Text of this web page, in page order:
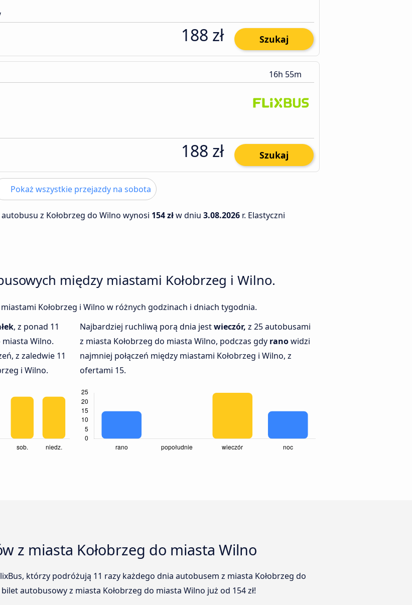
188 zł Szukaj
16h 55m
188 zł Szukaj
Pokaż wszystkie przejazdy na sobota
z Kołobrzeg do Wilno wynosi 154 złw dniu 3.08.2026 r. Elastyczni
między miastami Kołobrzeg i Wilno.
Kołobrzeg i Wilno w różnych godzinach i dniach tygodnia.
, z ponad 11
Wilno.
z zaledwie 11
i Wilno.
Najbardziej ruchliwą porą dnia jestwieczór, z 25 autobusami
z miasta Kołobrzeg do miasta Wilno, podczas gdy ranowidzi
najmniej połączeń między miastami Kołobrzeg i Wilno, z
ofertami 15.
z miasta Kołobrzeg do miasta Wilno
którzy podróżują 11 razy każdego dnia autobusem z miasta Kołobrzeg do
autobusowy z miasta Kołobrzeg do miasta Wilno już od 154 zł!